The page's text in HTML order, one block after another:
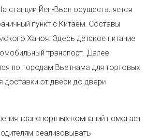
станции Йен-Вьен осуществляется
пункт с Китаем. Составы
Ханоя. Здесь детское питание
транспорт. Далее
по городам Вьетнама для торговых
доставки от двери до двери
транспортных компаний помогает
реализовывать